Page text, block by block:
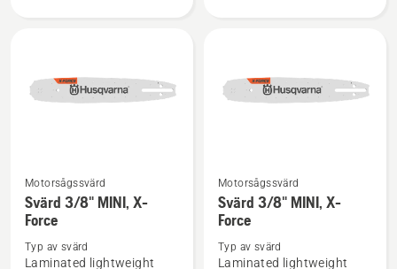
Se
mer
information
om
Motorsågssvärd
Svärd 3/8" MINI, X-
Force
Typ av svärd
Laminated lightweight
Se
mer
information
om
Motorsågssvärd
Svärd 3/8" MINI, X-
Force
Typ av svärd
Laminated lightweight